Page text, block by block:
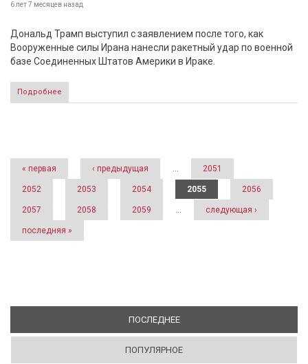
6 лет 7 месяцев назад
Дональд Трамп выступил с заявлением после того, как
Вооруженные силы Ирана нанесли ракетный удар по военной
базе Соединенных Штатов Америки в Ираке.
Подробнее
Страницы
« первая ‹ предыдущая … 2051
2052 2053 2054 2055 2056
2057 2058 2059 … следующая ›
последняя »
ПОСЛЕДНЕЕ(АКТИВНАЯ ВКЛАДКА)
ПОПУЛЯРНОЕ